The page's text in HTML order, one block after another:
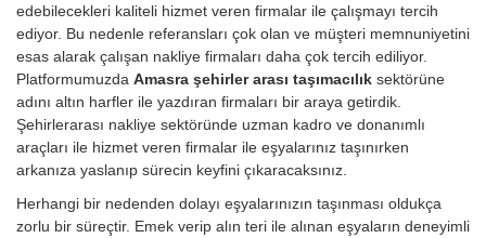
edebilecekleri kaliteli hizmet veren firmalar ile çalışmayı tercih
ediyor. Bu nedenle referansları çok olan ve müşteri memnuniyetini
esas alarak çalışan nakliye firmaları daha çok tercih ediliyor.
Platformumuzda Amasra şehirler arası taşımacılık sektörüne
adını altın harfler ile yazdıran firmaları bir araya getirdik.
Şehirlerarası nakliye sektöründe uzman kadro ve donanımlı
araçları ile hizmet veren firmalar ile eşyalarınız taşınırken
arkanıza yaslanıp sürecin keyfini çıkaracaksınız.
Herhangi bir nedenden dolayı eşyalarınızın taşınması oldukça
zorlu bir süreçtir. Emek verip alın teri ile alınan eşyaların deneyimli